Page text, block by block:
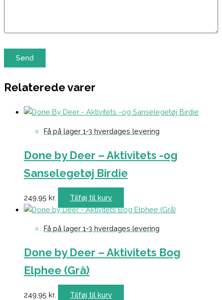
Relaterede varer
Få på lager 1-3 hverdages levering
Done by Deer – Aktivitets -og
Sanselegetøj Birdie
249,95 kr. Tilføj til kurv
Få på lager 1-3 hverdages levering
Done by Deer – Aktivitets Bog
Elphee (Grå)
249,95 kr. Tilføj til kurv